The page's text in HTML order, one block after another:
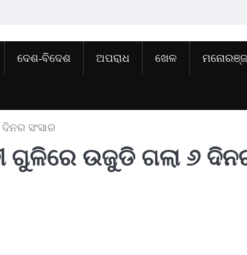
ଦେଶ-ବିଦେଶ ଅପରାଧ ଖେଳ
ସଂସାର
ଗୁଳିରେ ଉଜୁଡି ଗଲା ୬